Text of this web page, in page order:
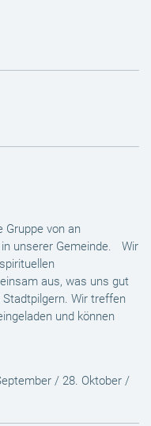
von an
unserer Gemeinde. Wir
aus, was uns gut
Wir treffen
und können
/ 28. Oktober /